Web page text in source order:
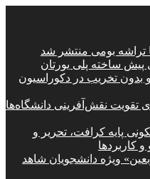
تراشه بومی منتشر شد
پیش ساخته پلی یورتان
تخریب در دکوراسیون
تقویت نقش‌آفرینی دانشگاه‌ها
پایه کرافت، تحریر و
کاربردها
ویژه دانشجویان شاهد